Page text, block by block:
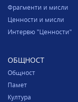
Фрагменти и мисли
Ценности и мисли
Интервю "Ценности"
ОБЩНОСТ
Общност
Памет
Култура